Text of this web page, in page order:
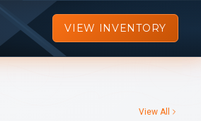
VIEW INVENTORY
View All